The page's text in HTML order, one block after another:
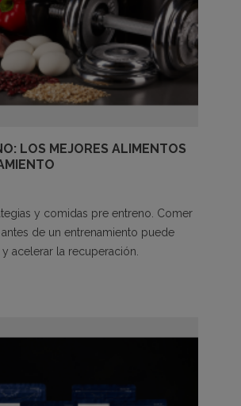
LOS MEJORES ALIMENTOS
y comidas pre entreno. Comer
de un entrenamiento puede
acelerar la recuperación.